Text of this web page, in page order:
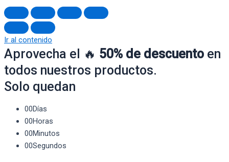
Ir al contenido
Aprovecha el 🔥 50% de descuento en
todos nuestros productos.
Solo quedan
00Días
00Horas
00Minutos
00Segundos